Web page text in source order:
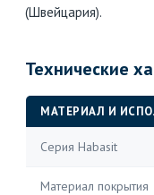
(Швейцария).
Технические
МАТЕРИАЛ И
Серия Habasit
Материал покрытия